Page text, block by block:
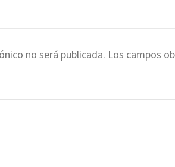
no será publicada. Los campos